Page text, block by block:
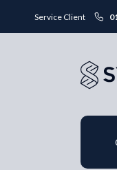
Service Client